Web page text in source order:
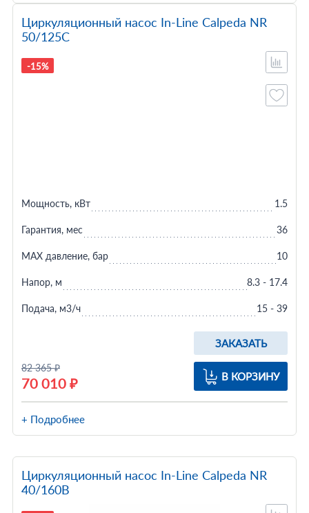
Циркуляционный насос In-Line Calpeda NR
50/125C
-15%
82 365 ₽
70 010 ₽
ЗАКАЗАТЬ
В КОРЗИНУ
Мощность, кВт 1.5
Гарантия, мес 36
MAX давление, бар 10
Напор, м 8.3 - 17.4
Подача, м3/ч 15 - 39
+ Подробнее
Циркуляционный насос In-Line Calpeda NR
40/160B